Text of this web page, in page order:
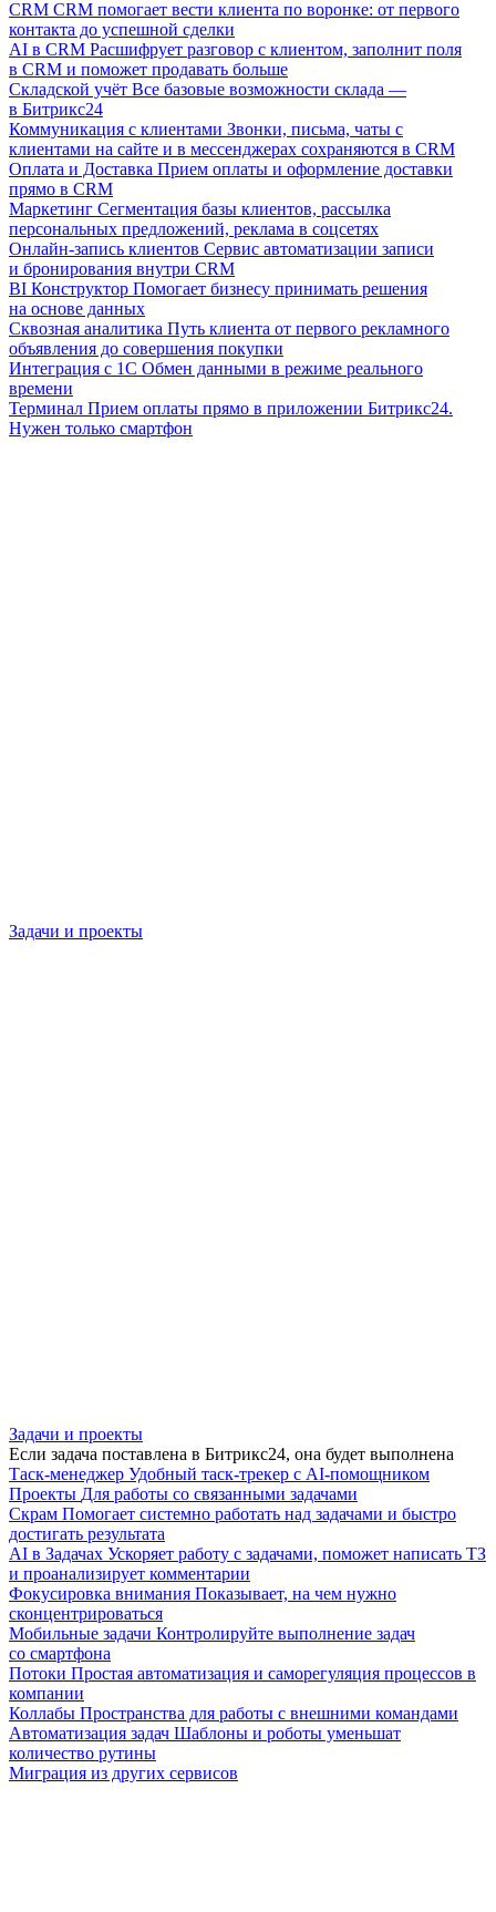
CRM CRM помогает вести клиента по воронке: от первого
контакта до успешной сделки
AI в CRM Расшифрует разговор с клиентом, заполнит поля
в CRM и поможет продавать больше
Складской учёт Все базовые возможности склада —
в Битрикс24
Коммуникация с клиентами Звонки, письма, чаты с
клиентами на сайте и в мессенджерах сохраняются в CRM
Оплата и Доставка Прием оплаты и оформление доставки
прямо в CRM
Маркетинг Сегментация базы клиентов, рассылка
персональных предложений, реклама в соцсетях
Онлайн-запись клиентов Сервис автоматизации записи
и бронирования внутри CRM
BI Конструктор Помогает бизнесу принимать решения
на основе данных
Сквозная аналитика Путь клиента от первого рекламного
объявления до совершения покупки
Интеграция с 1С Обмен данными в режиме реального
времени
Терминал Прием оплаты прямо в приложении Битрикс24.
Нужен только смартфон
Задачи и проекты
Задачи и проекты
Если задача поставлена в Битрикс24, она будет выполнена
Таск-менеджер Удобный таск-трекер с AI-помощником
Проекты Для работы со связанными задачами
Скрам Помогает системно работать над задачами и быстро
достигать результата
AI в Задачах Ускоряет работу с задачами, поможет написать ТЗ
и проанализирует комментарии
Фокусировка внимания Показывает, на чем нужно
сконцентрироваться
Мобильные задачи Контролируйте выполнение задач
со смартфона
Потоки Простая автоматизация и саморегуляция процессов в
компании
Коллабы Пространства для работы с внешними командами
Автоматизация задач Шаблоны и роботы уменьшат
количество рутины
Миграция из других сервисов